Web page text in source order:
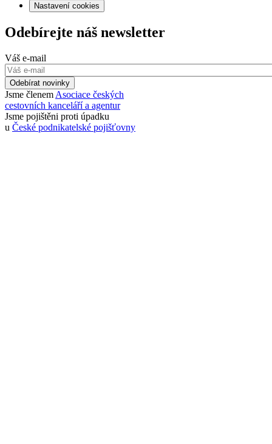
Nastavení cookies
Odebírejte náš newsletter
Váš e-mail
Odebírat novinky
Jsme členem Asociace českých
cestovních kanceláří a agentur
Jsme pojištěni proti úpadku
u České podnikatelské pojišťovny